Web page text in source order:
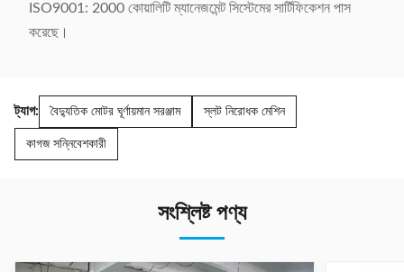
ISO9001: 2000 কোয়ালিটি ম্যানেজমেন্ট সিস্টেমের সার্টিফিকেশন পাস
করেছে।
ট্যাগ: বৈদ্যুতিক মোটর ঘূর্ণায়মান সরঞ্জাম স্লট নিরোধক মেশিন
কাগজ সন্নিবেশকারী
সংশ্লিষ্ট পণ্য